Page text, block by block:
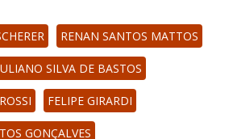
RENAN SANTOS MATTOS
SILVA DE BASTOS
FELIPE GIRARDI
GONÇALVES